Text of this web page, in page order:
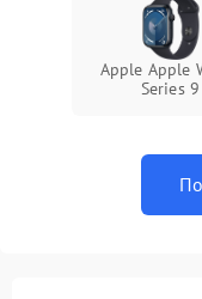
Apple Apple
Series 9